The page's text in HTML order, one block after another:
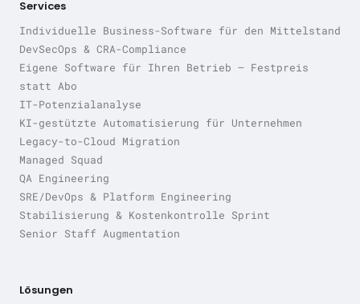
Services
Individuelle Business-Software für den Mittelstand
DevSecOps & CRA-Compliance
Eigene Software für Ihren Betrieb — Festpreis
statt Abo
IT-Potenzialanalyse
KI-gestützte Automatisierung für Unternehmen
Legacy-to-Cloud Migration
Managed Squad
QA Engineering
SRE/DevOps & Platform Engineering
Stabilisierung & Kostenkontrolle Sprint
Senior Staff Augmentation
Lösungen